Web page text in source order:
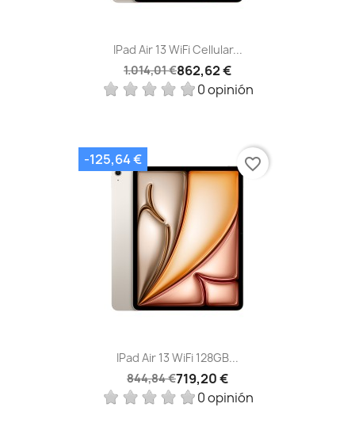
IPad Air 13 WiFi Cellular...
1.014,01 €862,62 €
0 opinión
IPad Air 13 WiFi 128GB...
844,84 €719,20 €
0 opinión
-125,64 € favorite_border